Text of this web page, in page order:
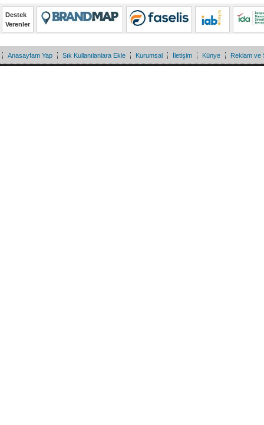
Destek
Verenler
Anasayfam Yap Sık Kullanılanlara Ekle Kurumsal İletişim Künye Reklam ve